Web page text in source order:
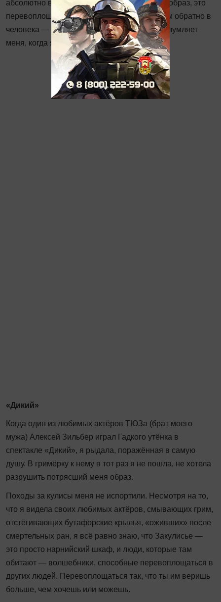
абсолютно волшебный, не похожий на него образ, это
перевоплощение сначала в «героя», а потом обратно в
человека — вот, что изумляло и до сих пор изумляет
меня, ко­гда я попадаю за кулисы.
«Дикий»
Когда один из любимых актёров ТЮЗа (брат моего
мужа) Алексей Зильбер играл Гадкого утёнка в
спектакле «Дикий», я рыдала, поражённая в самую
душу. В гримёрку к нему в тот раз я не пошла, не хотела
разрушить потрясший меня образ.
Походы за кулисы меня не испортили. Несмотря на то,
что я видела своих любимых актёров, смывающих грим,
отстёгивающих бутафорские крылья, «оживших» после
смертельных ран, я всё равно знаю, что Закулисье —
это просто нарнийский шкаф, и люди, которые там
обитают — волшебники, способные перевоплощаться в
других людей. Перевоплощаться так, что ты им веришь
больше, чем хочешь или можешь.